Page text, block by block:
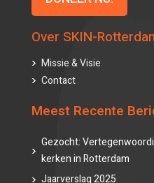
Over SKIN-
Missie & Visie
Contact
Meest Recente
Gezocht:
kerken in Rotterdam
Jaarverslag 2025